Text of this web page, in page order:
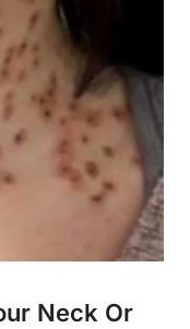
Neck Or